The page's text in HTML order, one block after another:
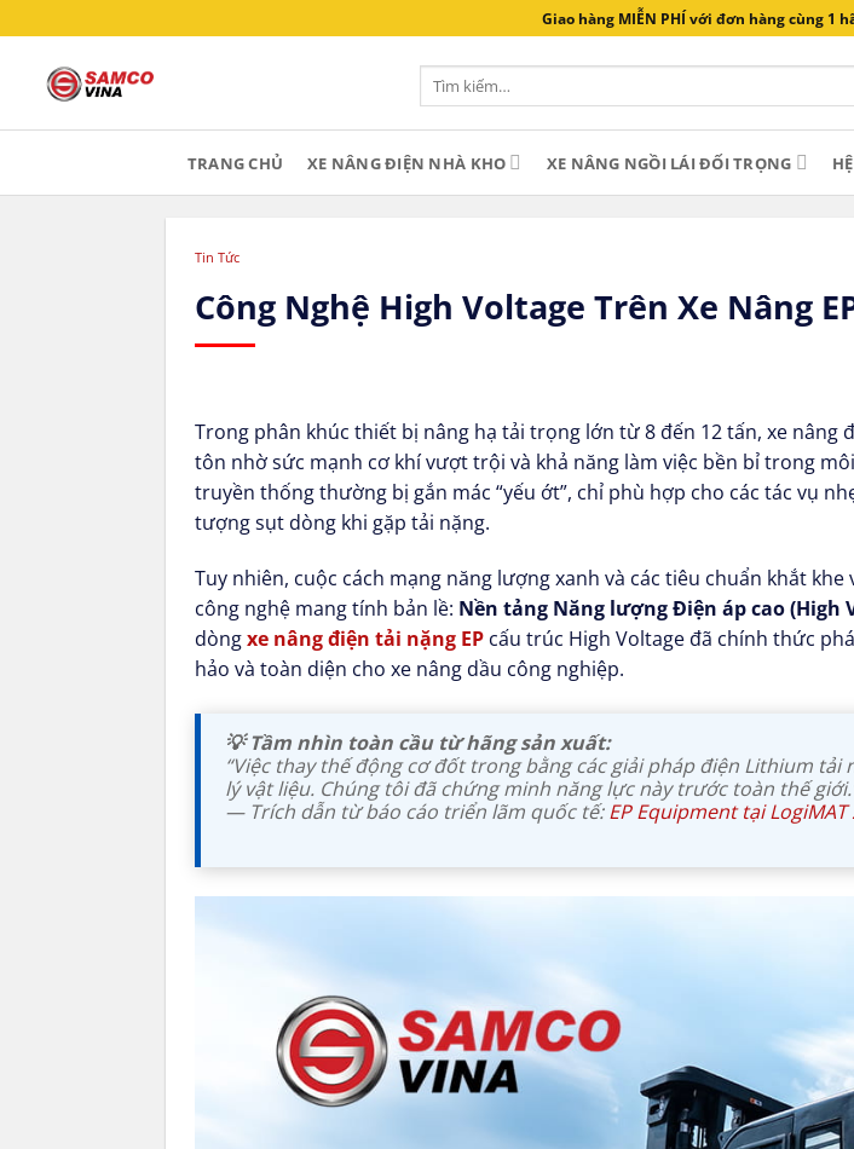
qua
Giao hàng MIỄN PHÍ với đơn hàng cùng 1
Tìm
TRANG CHỦ XE NÂNG ĐIỆN NHÀ KHO XE NÂNG NGỒI LÁI ĐỐI TRỌNG
Tin Tức
Công Nghệ High Voltage Trên Xe Nâng
Trong phân khúc thiết bị nâng hạ tải trọng lớn từ 8 đến 12 tấn, xe
tôn nhờ sức mạnh cơ khí vượt trội và khả năng làm việc bền bỉ trong
truyền thống thường bị gắn mác “yếu ớt”, chỉ phù hợp cho các tác vụ
tượng sụt dòng khi gặp tải nặng.
Tuy nhiên, cuộc cách mạng năng lượng xanh và các tiêu chuẩn khắt
công nghệ mang tính bản lề: Nền tảng Năng lượng Điện áp cao (High
dòngxe nâng điện tải nặng EP cấu trúc High Voltage đã chính thức
hảo và toàn diện cho xe nâng dầu công nghiệp.
💡 Tầm nhìn toàn cầu từ hãng sản xuất:
“Việc thay thế động cơ đốt trong bằng các giải pháp điện Lithium
lý vật liệu. Chúng tôi đã chứng minh năng lực này trước toàn thế
— Trích dẫn từ báo cáo triển lãm quốc tế:EP Equipment tại LogiMAT